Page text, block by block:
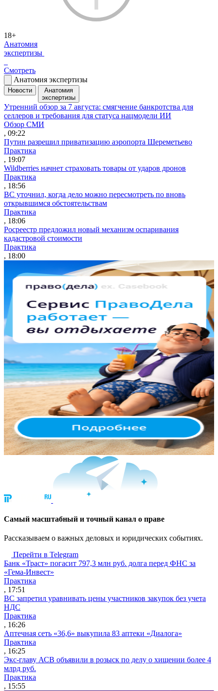
18+
Анатомия
экспертизы
Смотреть
Анатомия экспертизы
Новости
Анатомия
экспертизы
Утренний обзор за 7 августа: смягчение банкротства для
селлеров и требования для статуса нацмодели ИИ
Обзор СМИ
, 09:22
Путин разрешил приватизацию аэропорта Шереметьево
Практика
, 19:07
Wildberries начнет страховать товары от ударов дронов
Практика
, 18:56
ВС уточнил, когда дело можно пересмотреть по вновь
открывшимся обстоятельствам
Практика
, 18:06
Росреестр предложил новый механизм оспаривания
кадастровой стоимости
Практика
, 18:00
Cамый масштабный и точный канал о праве
Рассказываем о важных деловых и юридических событиях.
Перейти в Telegram
Банк «Траст» погасит 797,3 млн руб. долга перед ФНС за
«Гема-Инвест»
Практика
, 17:51
ВС запретил уравнивать цены участников закупок без учета
НДС
Практика
, 16:26
Аптечная сеть «36,6» выкупила 83 аптеки «Диалога»
Практика
, 16:25
Экс-главу АСВ объявили в розыск по делу о хищении более 4
млрд руб.
Практика
, 15:55